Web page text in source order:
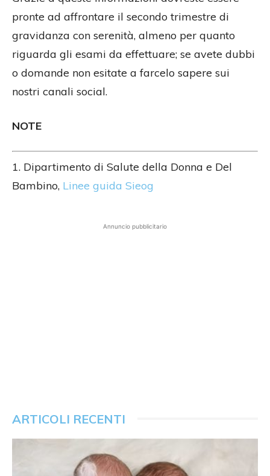
pronte ad affrontare il secondo trimestre di
gravidanza con serenità, almeno per quanto
riguarda gli esami da effettuare; se avete dubbi
o domande non esitate a farcelo sapere sui
nostri canali social.
NOTE
1. Dipartimento di Salute della Donna e Del
Bambino, Linee guida Sieog
Annuncio pubblicitario
ARTICOLI RECENTI